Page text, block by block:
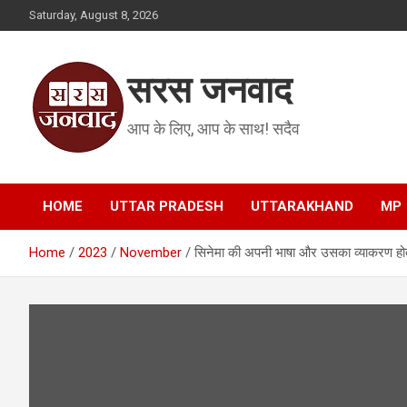
to
Saturday, August 8, 2026
सरस जनवाद
आप के लिए, आप के साथ! सदैव
HOME UTTAR PRADESH UTTARAKHAND MP
Home 2023 November सिनेमा की अपनी भाषा और उसका व्याकरण